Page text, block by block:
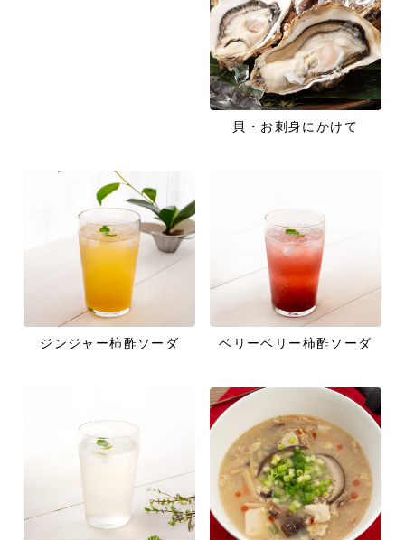
貝・お刺身にかけて
ジンジャー柿酢ソーダ ベリーベリー柿酢ソーダ